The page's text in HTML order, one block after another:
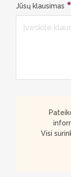
Jūsų klausimas
Visi